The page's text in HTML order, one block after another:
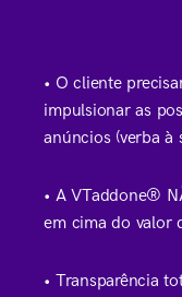
• O cliente
impulsionar as
anúncios (verba à
• A VTaddone®
em cima do valor
• Transparência